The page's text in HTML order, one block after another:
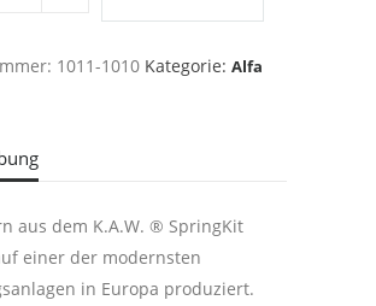
1011-1010 Kategorie: Alfa
aus dem K.A.W. ® SpringKit
einer der modernsten
in Europa produziert.